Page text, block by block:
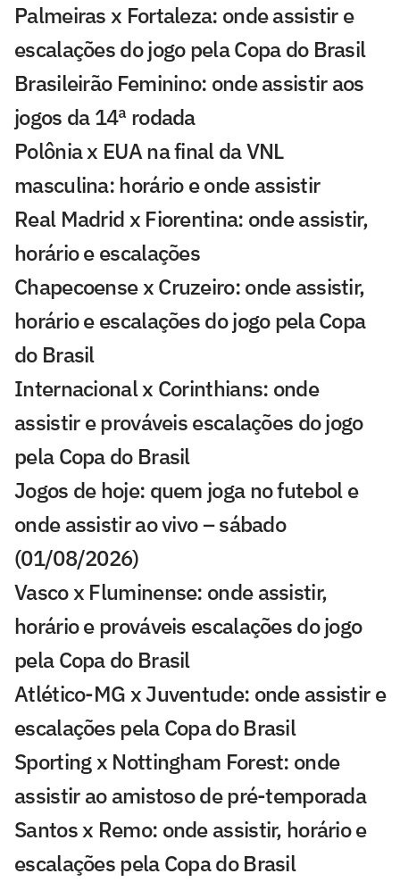
Palmeiras x Fortaleza: onde assistir e
escalações do jogo pela Copa do Brasil
Brasileirão Feminino: onde assistir aos
jogos da 14ª rodada
Polônia x EUA na final da VNL
masculina: horário e onde assistir
Real Madrid x Fiorentina: onde assistir,
horário e escalações
Chapecoense x Cruzeiro: onde assistir,
horário e escalações do jogo pela Copa
do Brasil
Internacional x Corinthians: onde
assistir e prováveis escalações do jogo
pela Copa do Brasil
Jogos de hoje: quem joga no futebol e
onde assistir ao vivo – sábado
(01/08/2026)
Vasco x Fluminense: onde assistir,
horário e prováveis escalações do jogo
pela Copa do Brasil
Atlético-MG x Juventude: onde assistir e
escalações pela Copa do Brasil
Sporting x Nottingham Forest: onde
assistir ao amistoso de pré-temporada
Santos x Remo: onde assistir, horário e
escalações pela Copa do Brasil